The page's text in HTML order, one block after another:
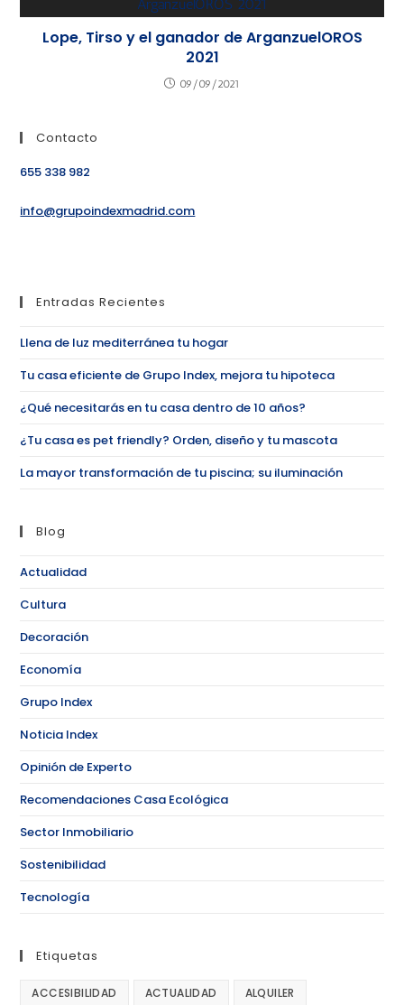
Lope, Tirso y el ganador de ArganzuelOROS
2021
09/09/2021
Contacto
655 338 982
info@grupoindexmadrid.com
Entradas Recientes
Llena de luz mediterránea tu hogar
Tu casa eficiente de Grupo Index, mejora tu hipoteca
¿Qué necesitarás en tu casa dentro de 10 años?
¿Tu casa es pet friendly? Orden, diseño y tu mascota
La mayor transformación de tu piscina; su iluminación
Blog
Actualidad
Cultura
Decoración
Economía
Grupo Index
Noticia Index
Opinión de Experto
Recomendaciones Casa Ecológica
Sector Inmobiliario
Sostenibilidad
Tecnología
Etiquetas
ACCESIBILIDAD ACTUALIDAD ALQUILER